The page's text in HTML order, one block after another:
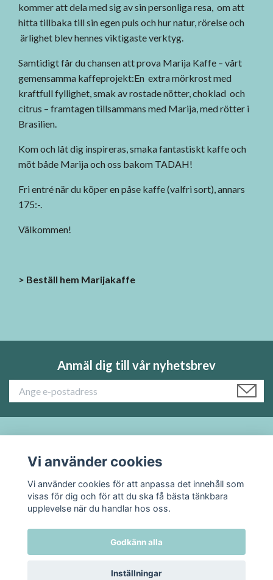
kommer att dela med sig av sin personliga resa, om att
hitta tillbaka till sin egen puls och hur natur, rörelse och
ärlighet blev hennes viktigaste verktyg.
Samtidigt får du chansen att prova Marija Kaffe – vårt
gemensamma kaffeprojekt:En extra mörkrost med
kraftfull fyllighet, smak av rostade nötter, choklad och
citrus – framtagen tillsammans med Marija, med rötter i
Brasilien.
Kom och låt dig inspireras, smaka fantastiskt kaffe och
möt både Marija och oss bakom TADAH!
Fri entré när du köper en påse kaffe (valfri sort), annars
175:-.
Välkommen!
> Beställ hem Marijakaffe
Anmäl dig till vår nyhetsbrev
Sociala medier
© 2026 TADAH kafferosteri
Vi använder cookies
Vi använder cookies för att anpassa det innehåll som
visas för dig och för att du ska få bästa tänkbara
upplevelse när du handlar hos oss.
Godkänn alla
Inställningar